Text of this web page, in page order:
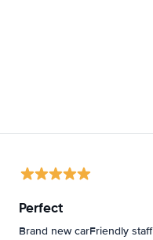
Perfect
Brand new carFriendly staff